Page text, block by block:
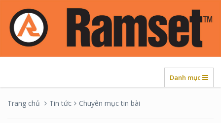
Danh mục
Trang chủ Tin tức Chuyên mục tin bài